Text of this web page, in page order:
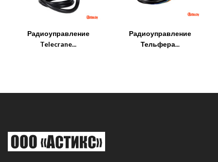
Радиоуправление
Telecrane...
Радиоуправление
Тельфера...